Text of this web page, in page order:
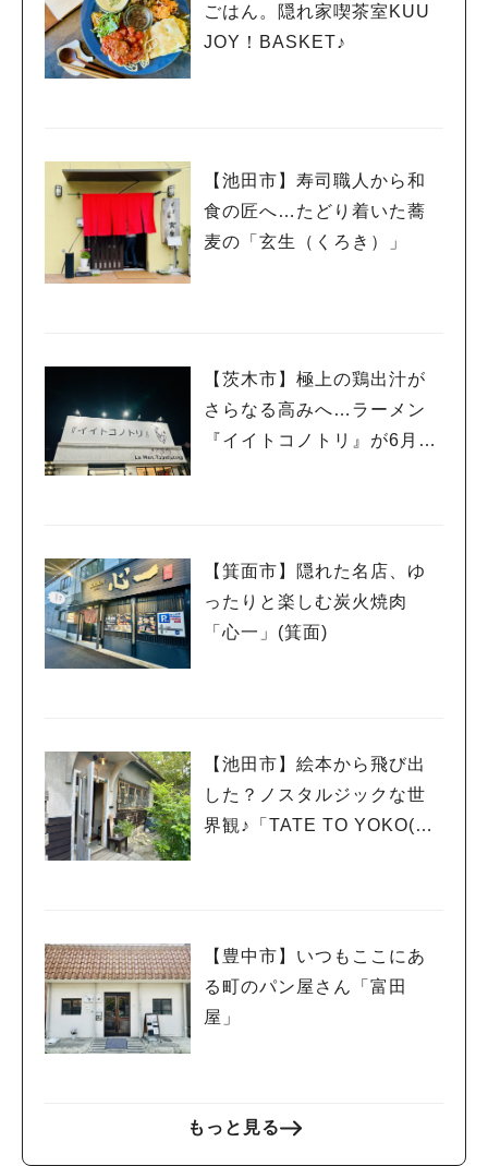
ごはん。隠れ家喫茶室KUU
JOY！BASKET♪
【池田市】寿司職人から和
食の匠へ…たどり着いた蕎
麦の「玄生（くろき）」
【茨木市】極上の鶏出汁が
さらなる高みへ…ラーメン
『イイトコノトリ』が6月よ
【箕面市】隠れた名店、ゆ
ったりと楽しむ炭火焼肉
「心一」(箕面)
【池田市】絵本から飛び出
した？ノスタルジックな世
界観♪「TATE TO YOKO(た
【豊中市】いつもここにあ
る町のパン屋さん「富田
屋」
もっと見る